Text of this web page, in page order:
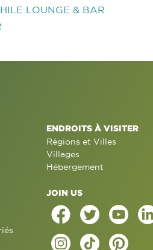
LOUNGE & BAR
ENDROITS À VISITER
Régions et Villes
Villages
Hébergement
JOIN US